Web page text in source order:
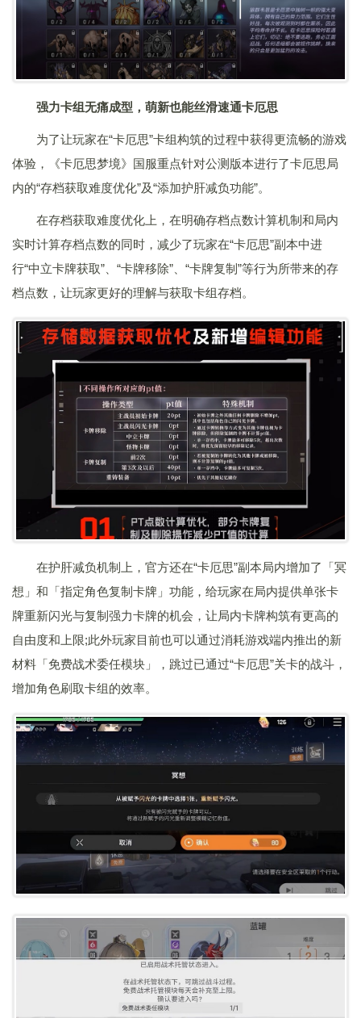
强力卡组无痛成型，萌新也能丝滑速通卡厄思
为了让玩家在“卡厄思”卡组构筑的过程中获得更流畅的游戏
体验，《卡厄思梦境》国服重点针对公测版本进行了卡厄思局
内的“存档获取难度优化”及“添加护肝减负功能”。
在存档获取难度优化上，在明确存档点数计算机制和局内
实时计算存档点数的同时，减少了玩家在“卡厄思”副本中进
行“中立卡牌获取”、“卡牌移除”、“卡牌复制”等行为所带来的存
档点数，让玩家更好的理解与获取卡组存档。
在护肝减负机制上，官方还在“卡厄思”副本局内增加了「冥
想」和「指定角色复制卡牌」功能，给玩家在局内提供单张卡
牌重新闪光与复制强力卡牌的机会，让局内卡牌构筑有更高的
自由度和上限;此外玩家目前也可以通过消耗游戏端内推出的新
材料「免费战术委任模块」，跳过已通过“卡厄思”关卡的战斗，
增加角色刷取卡组的效率。